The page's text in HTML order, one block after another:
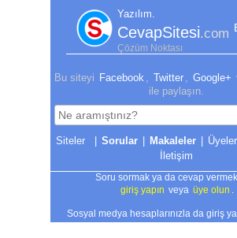
Yazılım.
CevapSitesi.com
Çözüm Noktası
Bu siteyi Facebook Twitter Google+
ile paylaşın.
| Sorular | Makaleler | Üyeler
İletişim
Soru sormak ya da cevap
giriş yapın veya üye olun
Sosyal medya hesaplarınızla da giriş